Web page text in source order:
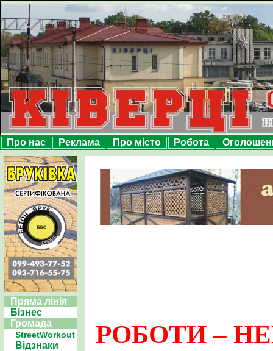
Про нас Реклама Про місто Робота
Пряма лінія
Бізнес
Громада
StreetWorkout
Відзнаки РОБОТИ –